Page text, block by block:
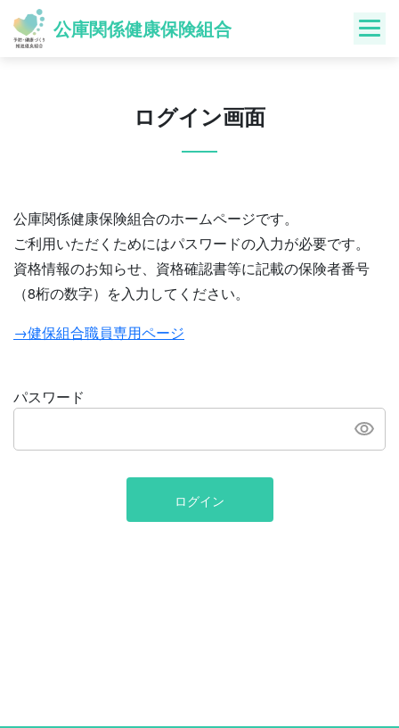
Skip
content
公庫関係健康保険組合
ログイン画面
公庫関係健康保険組合のホームページです。
ご利用いただくためにはパスワードの入力が必要です。
資格情報のお知らせ、資格確認書等に記載の保険者番号
（8桁の数字）を入力してください。
→健保組合職員専用ページ
パスワード
ログイン